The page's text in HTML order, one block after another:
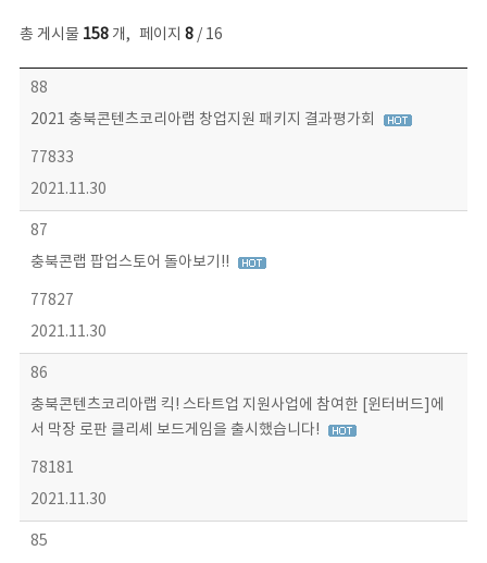
총 게시물 158개, 페이지 8/ 16
콘텐츠이슈 목록 - 번호, 제목, 작성자, 파일, 조회수, 작성일 정보 제공
88
2021 충북콘텐츠코리아랩 창업지원 패키지 결과평가회
77833
2021.11.30
87
충북콘랩 팝업스토어 돌아보기!!
77827
2021.11.30
86
충북콘텐츠코리아랩 킥! 스타트업 지원사업에 참여한 [윈터버드]에
서 막장 로판 클리셰 보드게임을 출시했습니다!
78181
2021.11.30
85